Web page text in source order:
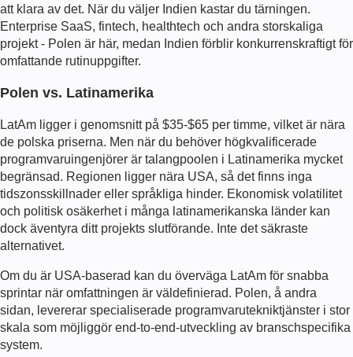
att klara av det. När du väljer Indien kastar du tärningen.
Enterprise SaaS, fintech, healthtech och andra storskaliga
projekt - Polen är här, medan Indien förblir konkurrenskraftigt för
omfattande rutinuppgifter.
Polen vs. Latinamerika
LatAm ligger i genomsnitt på $35-$65 per timme, vilket är nära
de polska priserna. Men när du behöver högkvalificerade
programvaruingenjörer är talangpoolen i Latinamerika mycket
begränsad. Regionen ligger nära USA, så det finns inga
tidszonsskillnader eller språkliga hinder. Ekonomisk volatilitet
och politisk osäkerhet i många latinamerikanska länder kan
dock äventyra ditt projekts slutförande. Inte det säkraste
alternativet.
Om du är USA-baserad kan du överväga LatAm för snabba
sprintar när omfattningen är väldefinierad. Polen, å andra
sidan, levererar specialiserade programvarutekniktjänster i stor
skala som möjliggör end-to-end-utveckling av branschspecifika
system.